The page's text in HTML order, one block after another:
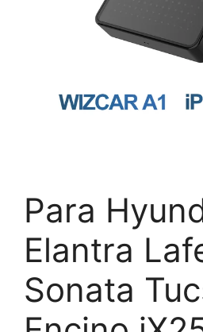
Para
Elantra
Sonata